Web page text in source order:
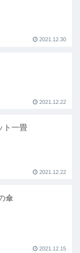
2021.12.30
2021.12.22
ト一畳
2021.12.22
傘
2021.12.15